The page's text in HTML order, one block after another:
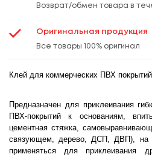
Возврат/обмен товара в
Оригинальная продукция
Все товары 100% оригинал
Клей для коммерческих ПВХ
Предназначен для приклеивания
ПВХ-покрытий к основаниям,
цементная стяжка,
связующем, дерево, ДСП, ДВП), на
применяться для приклеивания